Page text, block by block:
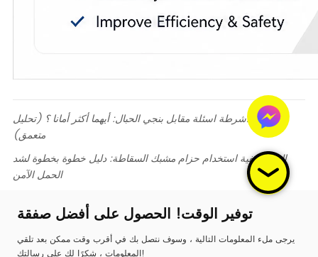
سابق: الأشرطة اسئلة مقابل بنجي الحبال: أيهما أكثر أمانا ؟ (تحليل
متعمق)
التالي:كيفية استخدام حزام مشبك السقاطة: دليل خطوة بخطوة لشد
الحمل الآمن
توفير الوقت! الحصول على أفضل صفقة
يرجى ملء المعلومات التالية ، وسوف نتصل بك في أقرب وقت ممكن بعد تلقي
المعلومات ، شكرًا لك على رسالتك!